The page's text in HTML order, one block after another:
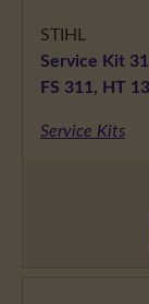
STIHL
Service Kit
FS 311, HT
Service Kits